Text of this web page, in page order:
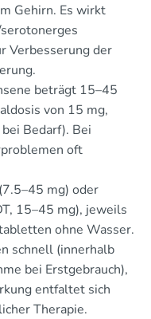
Gehirn. Es wirkt
Verbesserung der
beträgt 15–45
von 15 mg,
Bedarf). Bei
oft
mg) oder
15–45 mg), jeweils
ohne Wasser.
schnell (innerhalb
bei Erstgebrauch),
entfaltet sich
Therapie.